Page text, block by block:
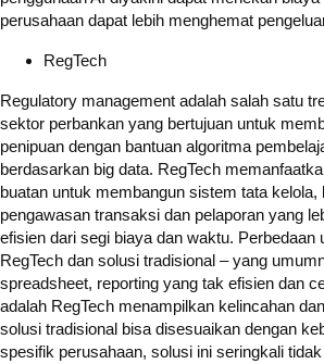
perusahaan dapat lebih menghemat
RegTech
Regulatory management adalah salah satu
sektor perbankan yang bertujuan untuk
penipuan dengan bantuan algoritma
berdasarkan big data. RegTech
buatan untuk membangun sistem tata kelola,
pengawasan transaksi dan pelaporan yang
efisien dari segi biaya dan waktu. Perbedaan
RegTech dan solusi tradisional – yang
spreadsheet, reporting yang tak efisien dan
adalah RegTech menampilkan kelincahan
solusi tradisional bisa disesuaikan dengan
spesifik perusahaan, solusi ini seringkali